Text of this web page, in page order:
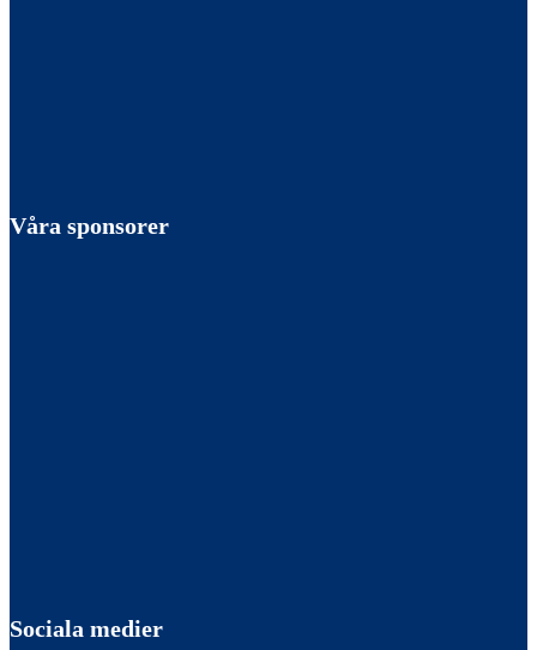
Våra sponsorer
Sociala medier